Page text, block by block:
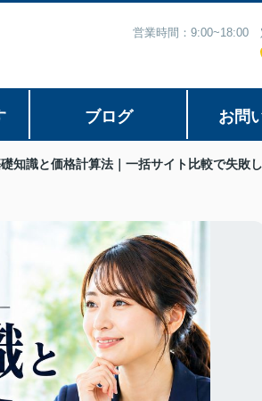
営業時間：9:00~18:00
ブログ お問
知識と価格計算法｜一括サイト比較で失敗